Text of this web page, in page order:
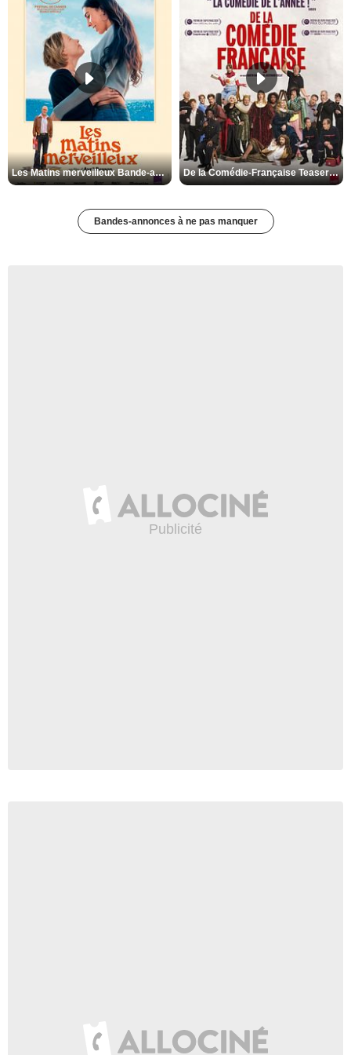
Les Matins merveilleux Bande-annonce VF De la Comédie-Française Teaser VF
Bandes-annonces à ne pas manquer